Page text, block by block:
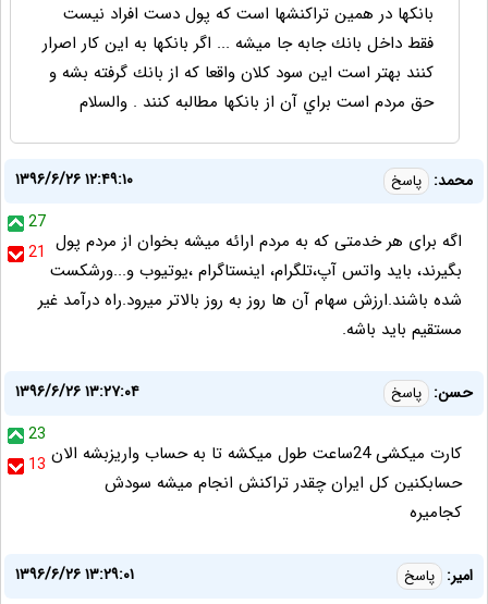
بانكها در همين تراكنشها است كه پول دست افراد نيست
فقط داخل بانك جابه جا ميشه ... اگر بانكها به اين كار اصرار
كنند بهتر است اين سود كلان واقعا كه از بانك گرفته بشه و
حق مردم است براي آن از بانكها مطالبه كنند . والسلام
محمد: پاسخ
۱۳۹۶/۶/۲۶ ۱۲:۴۹:۱۰
27
21 اگه برای هر خدمتی که به مردم ارائه میشه بخوان از مردم پول
بگیرند، باید واتس آپ،تلگرام، اینستاگرام ،یوتیوب و...ورشکست
شده باشند.ارزش سهام آن ها روز به روز بالاتر میرود.راه درآمد غیر
مستقیم باید باشه.
حسن: پاسخ
۱۳۹۶/۶/۲۶ ۱۳:۲۷:۰۴
23
13 کارت میکشی 24ساعت طول میکشه تا به حساب واریزبشه الان
حسابکنین کل ایران چقدر تراکنش انجام میشه سودش
کجامیره
امیر: پاسخ
۱۳۹۶/۶/۲۶ ۱۳:۲۹:۰۱